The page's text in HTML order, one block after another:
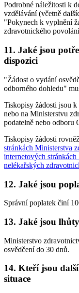
Podrobné náležitosti k
vzdělávání (včetně
"Pokynech k vyplnění
zdravotnického
11. Jaké jsou
dispozici
"Žádost o vydání
odborného dohledu"
Tiskopisy žádosti jsou
nebo na Ministerstvu
podatelně nebo odboru
Tiskopisy žádosti
stránkách Ministerstva
internetových
nelékařských
12. Jaké jsou
Správní poplatek činí
13. Jaké jsou
Ministerstvo
osvědčení do 30 dnů.
14. Kteří jsou
situace